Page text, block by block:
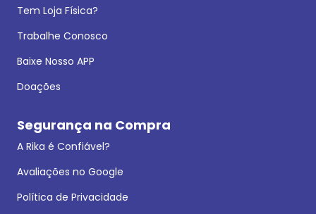
Tem Loja Física?
Trabalhe Conosco
Baixe Nosso APP
Doações
Segurança na Compra
A Rika é Confiável?
Avaliações no Google
Política de Privacidade